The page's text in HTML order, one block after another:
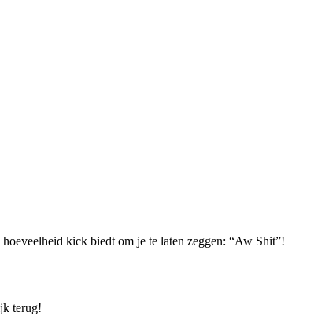
kick biedt om je te laten zeggen: “Aw Shit”!
terug!